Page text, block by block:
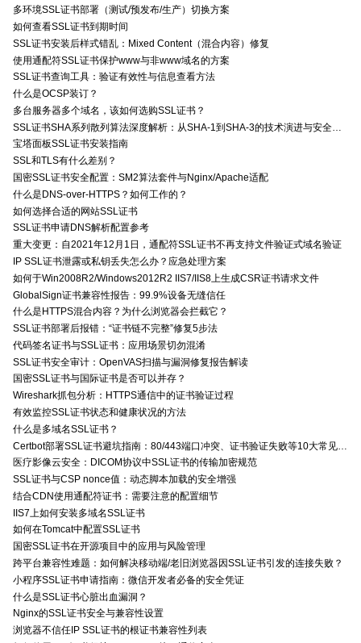
多环境SSL证书部署（测试/预发布/生产）切换方案
如何查看SSL证书到期时间
SSL证书安装后样式错乱：Mixed Content（混合内容）修复
使用通配符SSL证书保护www与非www域名的方案
SSL证书查询工具：验证有效性与信息查看方法
什么是OCSP装订？
多台服务器多个域名，该如何选购SSL证书？
宝塔面板SSL证书安装指南
SSL和TLS有什么差别？
国密SSL证书安全配置：SM2算法套件与Nginx/Apache适配
什么是DNS-over-HTTPS？如何工作的？
如何选择合适的网站SSL证书
SSL证书申请DNS解析配置参考
重大变更：自2021年12月1日，通配符SSL证书不再支持文件验证式域名验证
IP SSL证书泄露或私钥丢失怎么办？应急处理方案
如何于Win2008R2/Windows2012R2 IIS7/IIS8上生成CSR证书请求文件
GlobalSign证书兼容性报告：99.9%设备无缝信任
什么是HTTPS混合内容？为什么浏览器会拦截它？
SSL证书部署后报错：“证书链不完整”修复5步法
代码签名证书与SSL证书：应用场景切勿混淆
SSL证书安全审计：OpenVAS扫描与漏洞修复报告解读
国密SSL证书与国际证书是否可以并存？
Wireshark抓包分析：HTTPS通信中的证书验证过程
有效监控SSL证书状态和健康状况的方法
什么是多域名SSL证书？
医疗影像云安全：DICOM协议中SSL证书的传输加密规范
SSL证书与CSP nonce值：动态脚本加载的安全增强
结合CDN使用通配符证书：需要注意的配置细节
IIS7上如何安装多域名SSL证书
如何在Tomcat中配置SSL证书
国密SSL证书在开源项目中的应用与风险管理
跨平台兼容性难题：如何解决移动端/老旧浏览器因SSL证书引发的连接失败？
小程序SSL证书申请指南：微信开发者必备的安全凭证
什么是SSL证书心脏出血漏洞？
Nginx的SSL证书安全与兼容性设置
浏览器不信任IP SSL证书的根证书兼容性列表